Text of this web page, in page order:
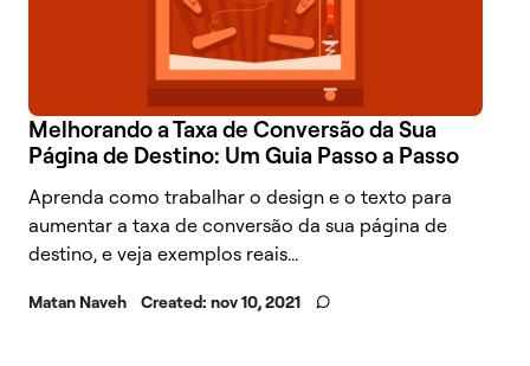
Melhorando a Taxa de Conversão da Sua
Página de Destino: Um Guia Passo a Passo
Aprenda como trabalhar o design e o texto para
aumentar a taxa de conversão da sua página de
destino, e veja exemplos reais...
Matan Naveh Created: nov 10, 2021